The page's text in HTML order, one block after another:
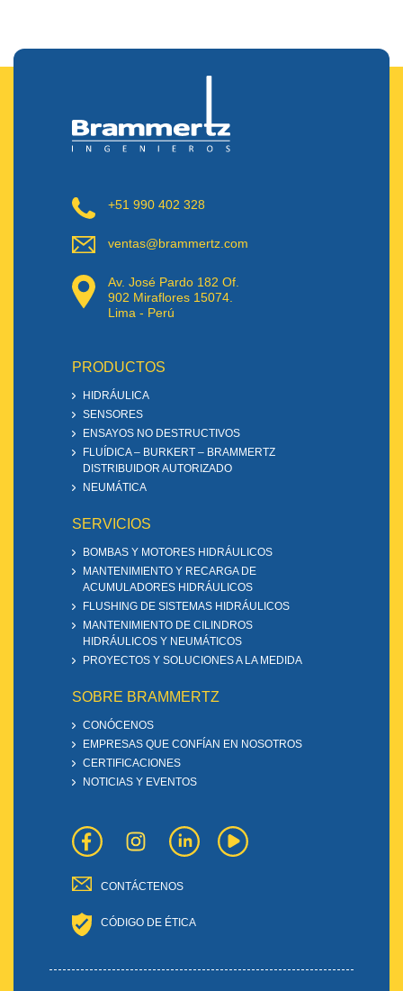
+51 990 402 328
ventas@brammertz.com
Av. José Pardo 182 Of.
902 Miraflores 15074.
Lima - Perú
PRODUCTOS
HIDRÁULICA
SENSORES
ENSAYOS NO DESTRUCTIVOS
FLUÍDICA – BURKERT – BRAMMERTZ
DISTRIBUIDOR AUTORIZADO
NEUMÁTICA
SERVICIOS
BOMBAS Y MOTORES HIDRÁULICOS
MANTENIMIENTO Y RECARGA DE
ACUMULADORES HIDRÁULICOS
FLUSHING DE SISTEMAS HIDRÁULICOS
MANTENIMIENTO DE CILINDROS
HIDRÁULICOS Y NEUMÁTICOS
PROYECTOS Y SOLUCIONES A LA MEDIDA
SOBRE BRAMMERTZ
CONÓCENOS
EMPRESAS QUE CONFÍAN EN NOSOTROS
CERTIFICACIONES
NOTICIAS Y EVENTOS
CONTÁCTENOS
CÓDIGO DE ÉTICA